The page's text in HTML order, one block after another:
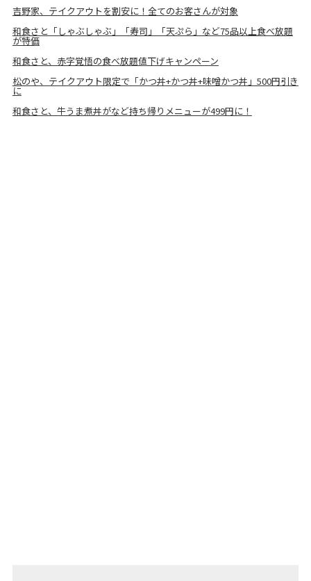
吉野家、テイクアウトを割安に！全てのお客さんが対象
和食さと「しゃぶしゃぶ」「寿司」「天ぷら」など75品以上食べ放題
が特価
和食さと、赤字覚悟の食べ放題値下げキャンペーン
松のや、テイクアウト限定で「かつ丼+かつ丼+味噌かつ丼」500円引き
に
和食さと、牛うま煮丼がなど持ち帰りメニューが499円に！